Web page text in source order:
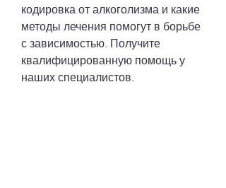
кодировка от алкоголизма и какие
методы лечения помогут в борьбе
с зависимостью. Получите
квалифицированную помощь у
наших специалистов.